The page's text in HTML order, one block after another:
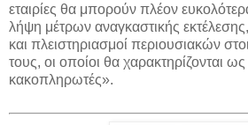
εταιρίες θα μπορούν πλέον
λήψη μέτρων αναγκαστικής
και πλειστηριασμοί περιουσιακών
τους, οι οποίοι θα χαρακτηρίζονται
κακοπληρωτές».